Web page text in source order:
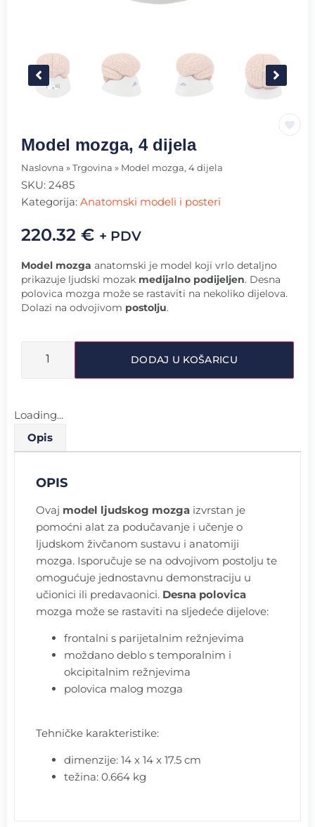
Model mozga, 4 dijela
Naslovna » Trgovina » Model mozga, 4 dijela
SKU: 2485
Kategorija: Anatomski modeli i posteri
220.32 € + PDV
Model mozga anatomski je model koji vrlo detaljno
prikazuje ljudski mozak medijalno podijeljen. Desna
polovica mozga može se rastaviti na nekoliko dijelova.
Dolazi na odvojivom postolju.
DODAJ U KOŠARICU
Loading...
Opis
OPIS
Ovaj model ljudskog mozga izvrstan je
pomoćni alat za podučavanje i učenje o
ljudskom živčanom sustavu i anatomiji
mozga. Isporučuje se na odvojivom postolju te
omogućuje jednostavnu demonstraciju u
učionici ili predavaonici. Desna polovica
mozga može se rastaviti na sljedeće dijelove:
frontalni s parijetalnim režnjevima
moždano deblo s temporalnim i
okcipitalnim režnjevima
polovica malog mozga
Tehničke karakteristike:
dimenzije: 14 x 14 x 17.5 cm
težina: 0.664 kg